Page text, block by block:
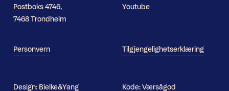
Postboks 4746,
7468 Trondheim
Personvern
Youtube
Tilgjengelighetserklæring
Design: Bielke&Yang Kode:Værsågod